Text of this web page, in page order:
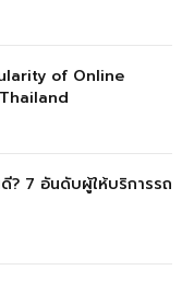
of Online
ดี? 7 อันดับผู้ให้บริการรถ